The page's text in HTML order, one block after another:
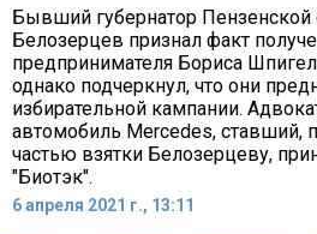
Бывший губернатор Пензенской
Белозерцев признал факт
предпринимателя Бориса
однако подчеркнул, что они
избирательной кампании.
автомобиль Mercedes, ставший,
частью взятки Белозерцеву,
"Биотэк".
6 апреля 2021 г., 13:11